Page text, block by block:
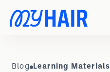
Blog Learning Materials